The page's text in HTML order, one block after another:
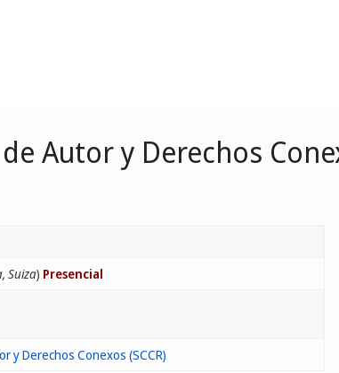
Autor y Derechos
Suiza) Presencial
y Derechos Conexos (SCCR)